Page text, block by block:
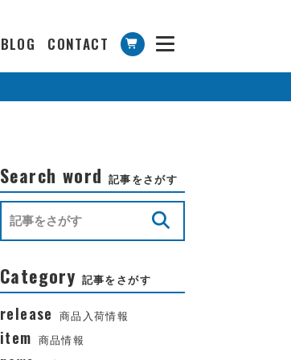
BLOG CONTACT
Search word 記事をさがす
Category 記事をさがす
release 商品入荷情報
item 商品情報